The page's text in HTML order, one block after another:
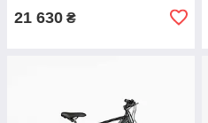
21 630 ₴